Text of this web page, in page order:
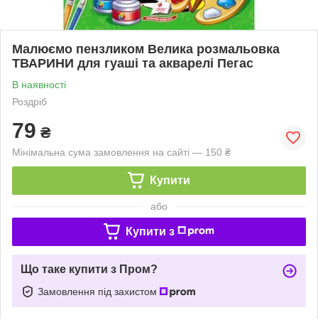
Малюємо пензликом Велика розмальовка
ТВАРИНИ для гуаші та акварелі Пегас
В наявності
Роздріб
79 ₴
Мінімальна сума замовлення на сайті — 150 ₴
Купити
або
Купити з
Що таке купити з Пром?
Замовлення під захистом